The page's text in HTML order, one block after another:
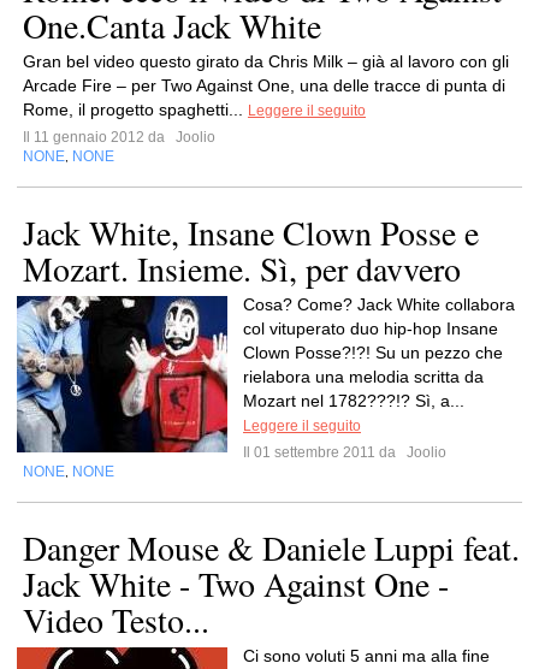
One.Canta Jack White
Gran bel video questo girato da Chris Milk – già al lavoro con gli
Arcade Fire – per Two Against One, una delle tracce di punta di
Rome, il progetto spaghetti...
Leggere il seguito
Il 11 gennaio 2012 da
Joolio
NONE NONE
Jack White, Insane Clown Posse e
Mozart. Insieme. Sì, per davvero
Cosa? Come? Jack White collabora
col vituperato duo hip-hop Insane
Clown Posse?!?! Su un pezzo che
rielabora una melodia scritta da
Mozart nel 1782???!? Sì, a...
Leggere il seguito
Il 01 settembre 2011 da
Joolio
NONE NONE
Danger Mouse & Daniele Luppi feat.
Jack White - Two Against One -
Video Testo...
Ci sono voluti 5 anni ma alla fine